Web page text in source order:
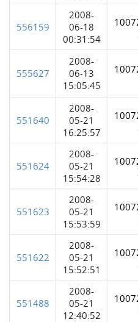
556159
2008-
06-18
00:31:54
555627
2008-
06-13
15:05:45
551640
2008-
05-21
16:25:57
551624
2008-
05-21
15:54:28
551623
2008-
05-21
15:53:59
551622
2008-
05-21
15:52:51
551488
2008-
05-21
12:40:52